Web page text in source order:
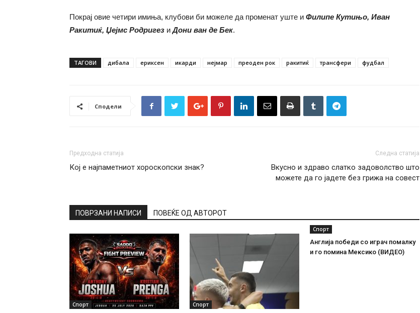
Покрај овие четири имиња, клубови би можеле да променат уште и Филипе Кутињо, Иван
Ракитиќ, Џејмс Родригез иДони ван де Бек.
ТАГОВИ дибала ериксен икарди нејмар преоден рок ракитиќ трансфери фудбал
Сподели
Предходна статија
Кој е најпаметниот хороскопски знак?
Следна статија
Вкусно и здраво слатко задоволство што
можете да го јадете без грижа на совест
ПОВРЗАНИ НАПИСИ ПОВЕЌЕ ОД АВТОРОТ
Спорт Спорт
Спорт
Англија победи со играч помалку
и го помина Мексико (ВИДЕО)